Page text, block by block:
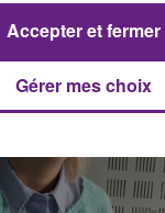
Gérer mes choix
Accepter et fermer